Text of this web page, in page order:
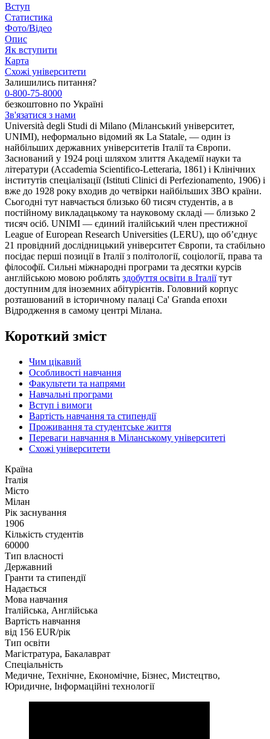
Вступ
Статистика
Фото/Відео
Опис
Як вступити
Карта
Схожі університети
Залишились питання?
0-800-75-8000
безкоштовно по Україні
Зв'язатися з нами
Università degli Studi di Milano (Міланський університет,
UNIMI), неформально відомий як La Statale, — один із
найбільших державних університетів Італії та Європи.
Заснований у 1924 році шляхом злиття Академії науки та
літератури (Accademia Scientifico-Letteraria, 1861) і Клінічних
інститутів спеціалізації (Istituti Clinici di Perfezionamento, 1906) і
вже до 1928 року входив до четвірки найбільших ЗВО країни.
Сьогодні тут навчається близько 60 тисяч студентів, а в
постійному викладацькому та науковому складі — близько 2
тисяч осіб. UNIMI — єдиний італійський член престижної
League of European Research Universities (LERU), що об’єднує
21 провідний дослідницький університет Європи, та стабільно
посідає перші позиції в Італії з політології, соціології, права та
філософії. Сильні міжнародні програми та десятки курсів
англійською мовою роблять здобуття освіти в Італіїтут
доступним для іноземних абітурієнтів. Головний корпус
розташований в історичному палаці Ca' Granda епохи
Відродження в самому центрі Мілана.
Короткий зміст
Чим цікавий
Особливості навчання
Факультети та напрями
Навчальні програми
Вступ і вимоги
Вартість навчання та стипендії
Проживання та студентське життя
Переваги навчання в Міланському університеті
Схожі університети
Країна
Італія
Місто
Мілан
Рік заснування
1906
Кількість студентів
60000
Тип власності
Державний
Гранти та стипендії
Надається
Мова навчання
Італійська, Англійська
Вартість навчання
від 156 EUR/рік
Тип освіти
Магістратура, Бакалаврат
Спеціальність
Медичне, Технічне, Економічне, Бізнес, Мистецтво,
Юридичне, Інформаційні технології